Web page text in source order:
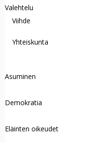
Valehtelu
Viihde
Yhteiskunta
Asuminen
Demokratia
Eläinten oikeudet